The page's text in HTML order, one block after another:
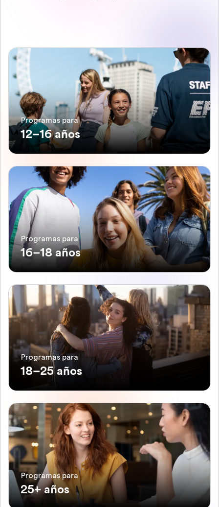
Programas para
12–16 años
Programas para
16–18 años
Programas para
18–25 años
Programas para
25+ años